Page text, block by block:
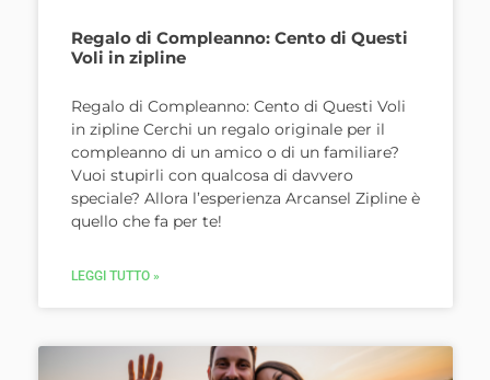
Regalo di Compleanno: Cento di Questi
Voli in zipline
Regalo di Compleanno: Cento di Questi Voli
in zipline Cerchi un regalo originale per il
compleanno di un amico o di un familiare?
Vuoi stupirli con qualcosa di davvero
speciale? Allora l’esperienza Arcansel Zipline è
quello che fa per te!
LEGGI TUTTO »